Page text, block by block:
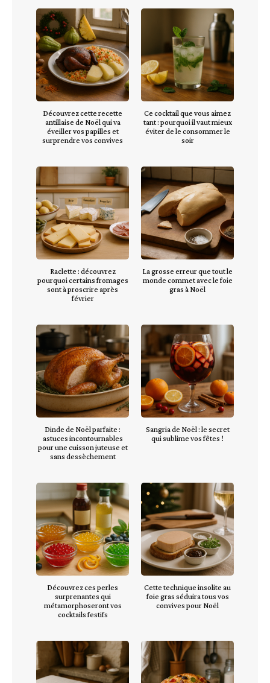
Découvrez cette recette
antillaise de Noël qui va
éveiller vos papilles et
surprendre vos convives
Ce cocktail que vous aimez
tant : pourquoi il vaut mieux
éviter de le consommer le
soir
Raclette : découvrez
pourquoi certains fromages
sont à proscrire après
février
La grosse erreur que tout le
monde commet avec le foie
gras à Noël
Dinde de Noël parfaite :
astuces incontournables
pour une cuisson juteuse et
sans dessèchement
Sangria de Noël : le secret
qui sublime vos fêtes !
Découvrez ces perles
surprenantes qui
métamorphoseront vos
cocktails festifs
Cette technique insolite au
foie gras séduira tous vos
convives pour Noël